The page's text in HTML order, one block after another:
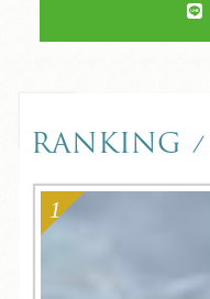
RANKING /